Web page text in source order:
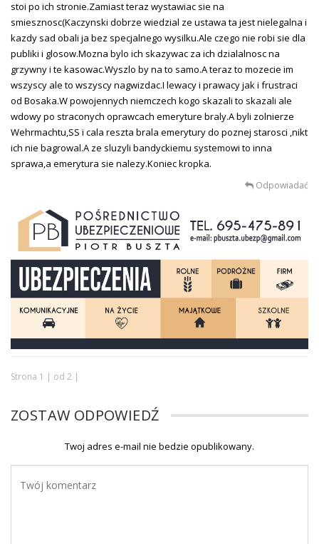
stoi po ich stronie.Zamiast teraz wystawiac sie na
smiesznosc(Kaczynski dobrze wiedzial ze ustawa ta jest nielegalna i
kazdy sad obali ja bez specjalnego wysilku.Ale czego nie robi sie dla
publiki i glosow.Mozna bylo ich skazywac za ich dzialalnosc na
grzywny i te kasowac.Wyszlo by na to samo.A teraz to mozecie im
wszyscy ale to wszyscy nagwizdac.I lewacy i prawacy jak i frustraci
od Bosaka.W powojennych niemczech kogo skazali to skazali ale
wdowy po straconych oprawcach emeryture braly.A byli zolnierze
Wehrmachtu,SS i cala reszta brala emerytury do poznej starosci ,nikt
ich nie bagrowal.A ze sluzyli bandyckiemu systemowi to inna
sprawa,a emerytura sie nalezy.Koniec kropka.
Odpowiadać
Strona 1 | od 2 |
ZOSTAW ODPOWIEDŹ
Twoj adres e-mail nie bedzie opublikowany.